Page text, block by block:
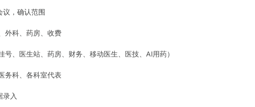
议，确认范围
外科、药房、收费
号、医生站、药房、财务、移动医生、医技、AI用药）
务科、各科室代表
录入